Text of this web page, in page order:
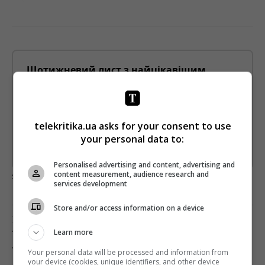
Щотижневий лист з найцікавішим.
Підпишіться ще раз, якщо не отримуєте від нас листи
* Підписатись→
загрузка...
Попередня стаття
ТЕТЯНА МАЦКЕВИЧ ЗАЯВИЛА, ЩО ДО НЕЇ В
ЛАТВІЇ НЕ БУЛО МОДЕЛЕЙ «ПЛЮС»
telekritika.ua asks for your consent to use
your personal data to:
Personalised advertising and content, advertising and
content measurement, audience research and
services development
Store and/or access information on a device
Learn more
Your personal data will be processed and information from
your device (cookies, unique identifiers, and other device